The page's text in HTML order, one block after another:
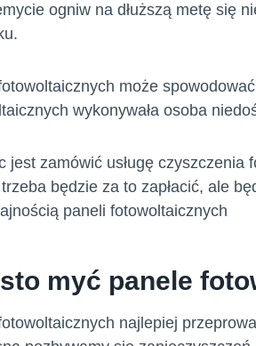
ogniw na dłuższą metę się
może
wykonywała osoba
jest zamówić usługę
będzie za to zapłacić, ale
paneli fotowoltaicznych
myć panele
najlepiej